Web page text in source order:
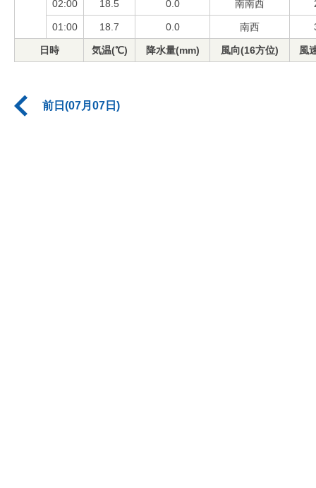
02:00 18.5 0.0 南南西
01:00 18.7 0.0 南西
日時 気温(℃) 降水量(mm) 風向(16方位) 風
前日(07月07日)